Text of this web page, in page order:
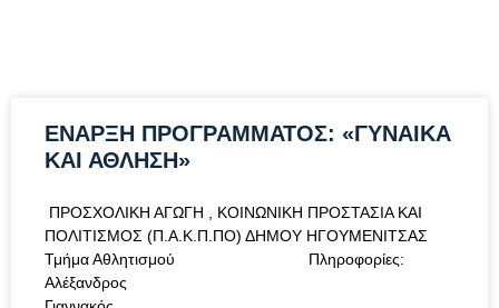
ΕΝΑΡΞΗ ΠΡΟΓΡΑΜΜΑΤΟΣ: «ΓΥΝΑΙΚΑ
ΚΑΙ ΑΘΛΗΣΗ»
ΠΡΟΣΧΟΛΙΚΗ ΑΓΩΓΗ , ΚΟΙΝΩΝΙΚΗ ΠΡΟΣΤΑΣΙΑ ΚΑΙ
ΠΟΛΙΤΙΣΜΟΣ (Π.Α.Κ.Π.ΠΟ) ΔΗΜΟΥ ΗΓΟΥΜΕΝΙΤΣΑΣ
Τμήμα Αθλητισμού Πληροφορίες:
Αλέξανδρος